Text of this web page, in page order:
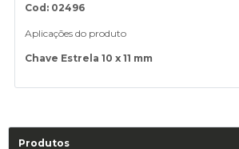
Cod: 02496
Aplicações do produto
Chave Estrela 10 x 11 mm
Produtos